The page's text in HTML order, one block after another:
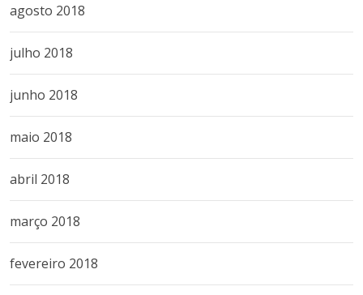
agosto 2018
julho 2018
junho 2018
maio 2018
abril 2018
março 2018
fevereiro 2018